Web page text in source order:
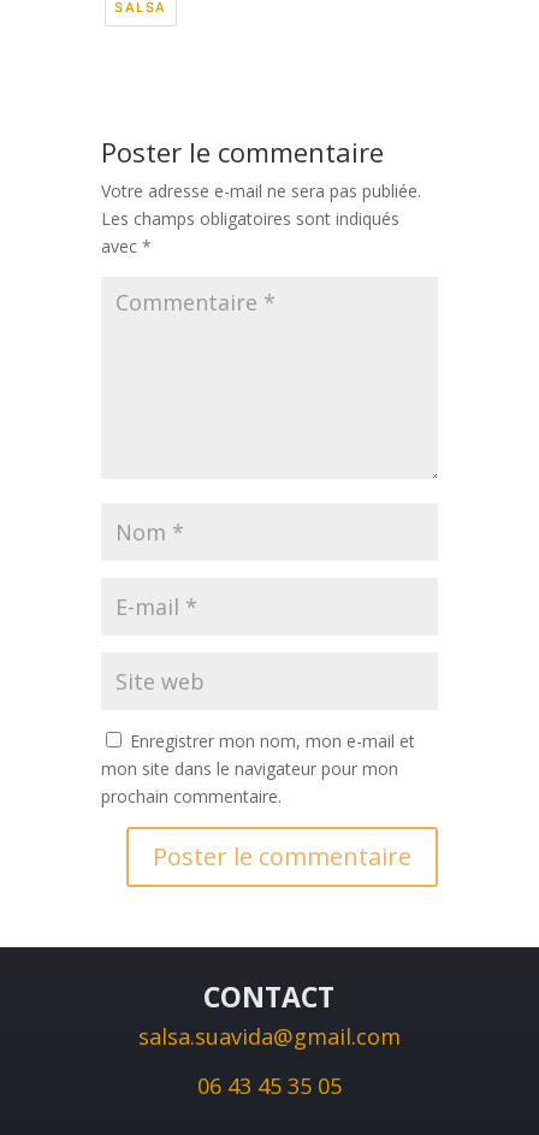
SALSA
Poster le commentaire
Votre adresse e-mail ne sera pas publiée.
Les champs obligatoires sont indiqués
avec *
Enregistrer mon nom, mon e-mail et
mon site dans le navigateur pour mon
prochain commentaire.
CONTACT
salsa.suavida@gmail.com
06 43 45 35 05